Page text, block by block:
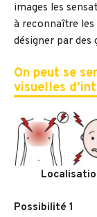
images les
à reconnaître
désigner par des
On peut se
visuelles
Possibilité 1